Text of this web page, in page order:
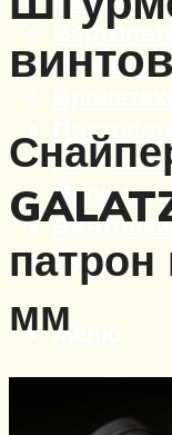
Вертолеты
Корабли
Пистолеты
Винтовки
Ружья
Меню
мм